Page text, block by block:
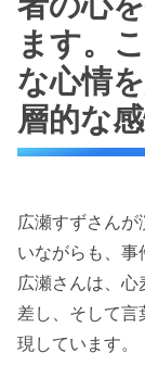
ます。
な心情
層的な
広瀬すずさんが
いながらも、事
広瀬さんは、
差し、そして
現しています。